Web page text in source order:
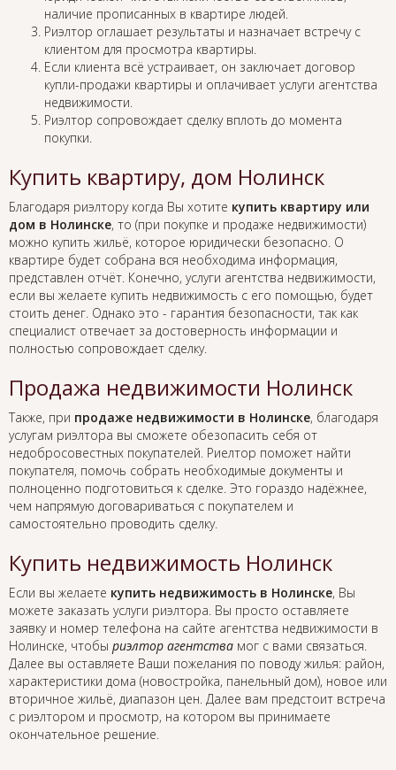
наличие прописанных в квартире людей.
Риэлтор оглашает результаты и назначает встречу с
клиентом для просмотра квартиры.
Если клиента всё устраивает, он заключает договор
купли-продажи квартиры и оплачивает услуги агентства
недвижимости.
Риэлтор сопровождает сделку вплоть до момента
покупки.
Купить квартиру, дом Нолинск
Благодаря риэлтору когда Вы хотите купить квартиру или
дом в Нолинске, то (при покупке и продаже недвижимости)
можно купить жильё, которое юридически безопасно. О
квартире будет собрана вся необходима информация,
представлен отчёт. Конечно, услуги агентства недвижимости,
если вы желаете купить недвижимость с его помощью, будет
стоить денег. Однако это - гарантия безопасности, так как
специалист отвечает за достоверность информации и
полностью сопровождает сделку.
Продажа недвижимости Нолинск
Также, при продаже недвижимости в Нолинске, благодаря
услугам риэлтора вы сможете обезопасить себя от
недобросовестных покупателей. Риелтор поможет найти
покупателя, помочь собрать необходимые документы и
полноценно подготовиться к сделке. Это гораздо надёжнее,
чем напрямую договариваться с покупателем и
самостоятельно проводить сделку.
Купить недвижимость Нолинск
Если вы желаете купить недвижимость в Нолинске, Вы
можете заказать услуги риэлтора. Вы просто оставляете
заявку и номер телефона на сайте агентства недвижимости в
Нолинске, чтобы риэлтор агентства мог с вами связаться.
Далее вы оставляете Ваши пожелания по поводу жилья: район,
характеристики дома (новостройка, панельный дом), новое или
вторичное жильё, диапазон цен. Далее вам предстоит встреча
с риэлтором и просмотр, на котором вы принимаете
окончательное решение.